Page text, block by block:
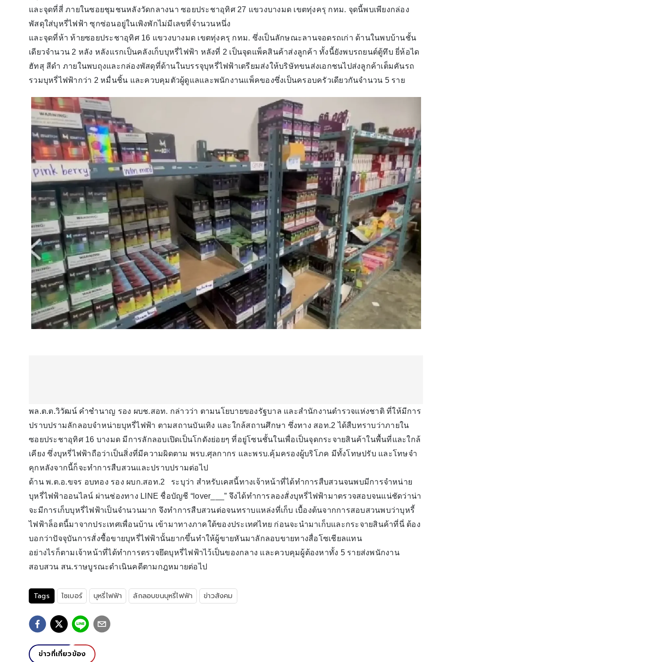
และจุดที่สี่ ภายในซอยชุมชนหลังวัดกลางนา ซอยประชาอุทิศ 27 แขวงบางมด เขตทุ่งครุ กทม. จุดนี้พบเพียงกล่อง
พัสดุใส่บุหรี่ไฟฟ้า ซุกซ่อนอยู่ในเพิงพักไม่มีเลขที่จำนวนหนึ่ง
และจุดที่ห้า ท้ายซอยประชาอุทิศ 16 แขวงบางมด เขตทุ่งครุ กทม. ซึ่งเป็นลักษณะลานจอดรถเก่า ด้านในพบบ้านชั้น
เดียวจำนวน 2 หลัง หลังแรกเป็นคลังเก็บบุหรี่ไฟฟ้า หลังที่ 2 เป็นจุดแพ็คสินค้าส่งลูกค้า ทั้งนี้ยังพบรถยนต์ตู้ทึบ ยี่ห้อได
ฮัทสุ สีดำ ภายในพบถุงและกล่องพัสดุที่ด้านในบรรจุบุหรี่ไฟฟ้าเตรียมส่งให้บริษัทขนส่งเอกชนไปส่งลูกค้าเต็มคันรถ
รวมบุหรี่ไฟฟ้ากว่า 2 หมื่นชิ้น และควบคุมตัวผู้ดูแลและพนักงานแพ็คของซึ่งเป็นครอบครัวเดียวกันจำนวน 5 ราย
พล.ต.ต.วิวัฒน์ คำชำนาญ รอง ผบช.สอท. กล่าวว่า ตามนโยบายของรัฐบาล และสำนักงานตำรวจแห่งชาติ ที่ให้มีการ
ปราบปรามลักลอบจำหน่ายบุหรี่ไฟฟ้า ตามสถานบันเทิง และใกล้สถานศึกษา ซึ่งทาง สอท.2 ได้สืบทราบว่าภายใน
ซอยประชาอุทิศ 16 บางมด มีการลักลอบเปิดเป็นโกดังย่อยๆ ที่อยู่โซนชั้นในเพื่อเป็นจุดกระจายสินค้าในพื้นที่และใกล้
เคียง ซึ่งบุหรี่ไฟฟ้าถือว่าเป็นสิ่งที่มีความผิดตาม พรบ.ศุลกากร และพรบ.คุ้มครองผู้บริโภค มีทั้งโทษปรับ และโทษจำ
คุกหลังจากนี้ก็จะทำการสืบสวนและปราบปรามต่อไป
ด้าน พ.ต.อ.ขจร อบทอง รอง ผบก.สอท.2 ระบุว่า สำหรับเคสนี้ทางเจ้าหน้าที่ได้ทำการสืบสวนจนพบมีการจำหน่าย
บุหรี่ไฟฟ้าออนไลน์ ผ่านช่องทาง LINE ชื่อบัญชี “lover___” จึงได้ทำการลองสั่งบุหรี่ไฟฟ้ามาตรวจสอบจนแน่ชัดว่าน่า
จะมีการเก็บบุหรี่ไฟฟ้าเป็นจำนวนมาก จึงทำการสืบสวนต่อจนทราบแหล่งที่เก็บ เบื้องต้นจากการสอบสวนพบว่าบุหรี้
ไฟฟ้าล็อตนี้มาจากประเทศเพื่อนบ้าน เข้ามาทางภาคใต้ของประเทศไทย ก่อนจะนำมาเก็บและกระจายสินค้าที่นี่ ต้อง
บอกว่าปัจจุบันการสั่งซื้อขายบุหรี่ไฟฟ้านั้นยากขึ้นทำให้ผู้ขายหันมาลักลอบขายทางสื่อโซเชียลแทน
อย่างไรก็ตามเจ้าหน้าที่ได้ทำการตรวจยึดบุหรี่ไฟฟ้าไว้เป็นของกลาง และควบคุมผู้ต้องหาทั้ง 5 รายส่งพนักงาน
สอบสวน สน.ราษบูรณะดำเนินคดีตามกฎหมายต่อไป
Tags ไซเบอร์ บุหรี่ไฟฟ้า ลักลอบขนบุหรี่ไฟฟ้า ข่าวสังคม
ข่าวที่เกี่ยวข้อง